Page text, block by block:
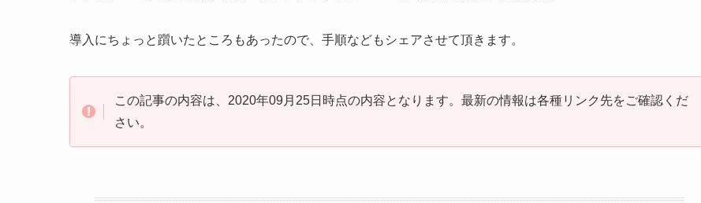
導入にちょっと躓いたところもあったので、手順などもシェアさせて頂きます。
この記事の内容は、2020年09月25日時点の内容となります。最新の情報は各種リンク先をご確認くだ
さい。